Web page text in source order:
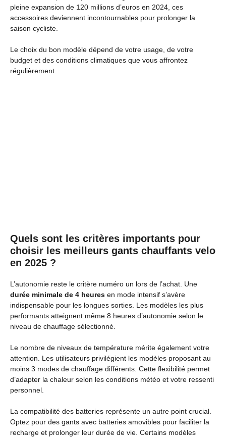
pleine expansion de 120 millions d’euros en 2024, ces
accessoires deviennent incontournables pour prolonger la
saison cycliste.
Le choix du bon modèle dépend de votre usage, de votre
budget et des conditions climatiques que vous affrontez
régulièrement.
Quels sont les critères importants pour
choisir les meilleurs gants chauffants velo
en 2025 ?
L’autonomie reste le critère numéro un lors de l’achat. Une
durée minimale de 4 heures en mode intensif s’avère
indispensable pour les longues sorties. Les modèles les plus
performants atteignent même 8 heures d’autonomie selon le
niveau de chauffage sélectionné.
Le nombre de niveaux de température mérite également votre
attention. Les utilisateurs privilégient les modèles proposant au
moins 3 modes de chauffage différents. Cette flexibilité permet
d’adapter la chaleur selon les conditions météo et votre ressenti
personnel.
La compatibilité des batteries représente un autre point crucial.
Optez pour des gants avec batteries amovibles pour faciliter la
recharge et prolonger leur durée de vie. Certains modèles